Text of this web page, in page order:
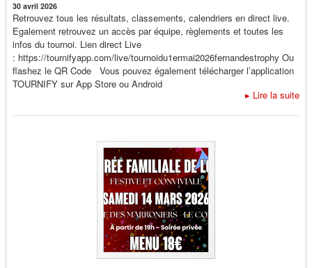
30 avril 2026
Retrouvez tous les résultats, classements, calendriers en direct live.
Egalement retrouvez un accès par équipe, règlements et toutes les
infos du tournoi. Lien direct Live
: https://tournifyapp.com/live/tournoidu1ermai2026fernandestrophy Ou
flashez le QR Code Vous pouvez également télécharger l’application
TOURNIFY sur App Store ou Android
▸ Lire la suite